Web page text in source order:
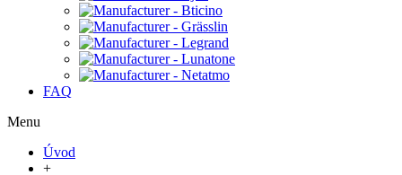
FAQ
Menu
Úvod
+